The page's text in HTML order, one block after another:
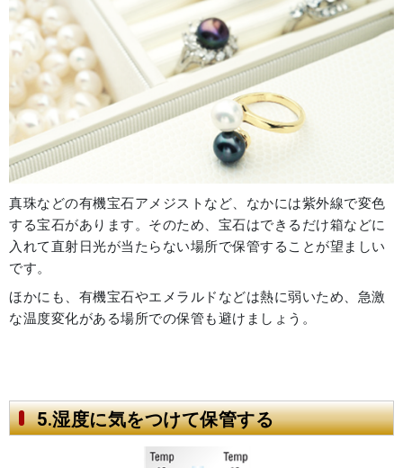
真珠などの有機宝石アメジストなど、なかには紫外線で変色
する宝石があります。そのため、宝石はできるだけ箱などに
入れて直射日光が当たらない場所で保管することが望ましい
です。
ほかにも、有機宝石やエメラルドなどは熱に弱いため、急激
な温度変化がある場所での保管も避けましょう。
5.湿度に気をつけて保管する